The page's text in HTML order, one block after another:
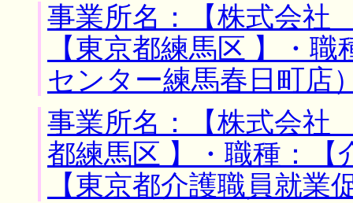
事業所名：【株式会
【東京都練馬区 】・
センター練馬春日町店
事業所名：【株式会
都練馬区 】・職種：【
【東京都介護職員就業